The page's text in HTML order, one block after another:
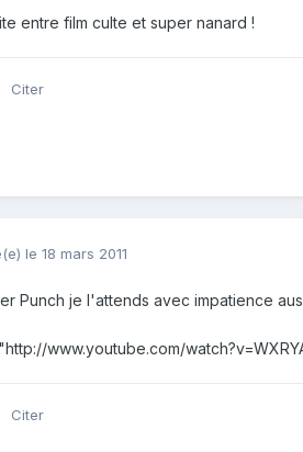
entre film culte et super nanard !
Citer
le 18 mars 2011
Punch je l'attends avec impatience
www.youtube.com/
Citer